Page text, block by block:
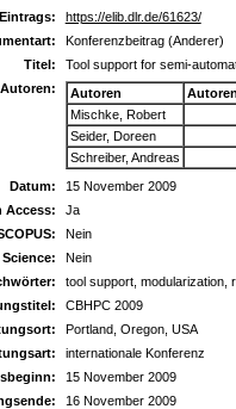
https://elib.dlr.de/61623/
Konferenzbeitrag (Anderer)
Titel:
Tool support for semi-
Autoren:
Autoren
Mischke, Robert
Seider, Doreen
Schreiber, Andreas
Datum:
15 November 2009
Access:
Ja
Nein
Nein
tool support, modularization,
CBHPC 2009
Portland, Oregon, USA
internationale Konferenz
15 November 2009
16 November 2009